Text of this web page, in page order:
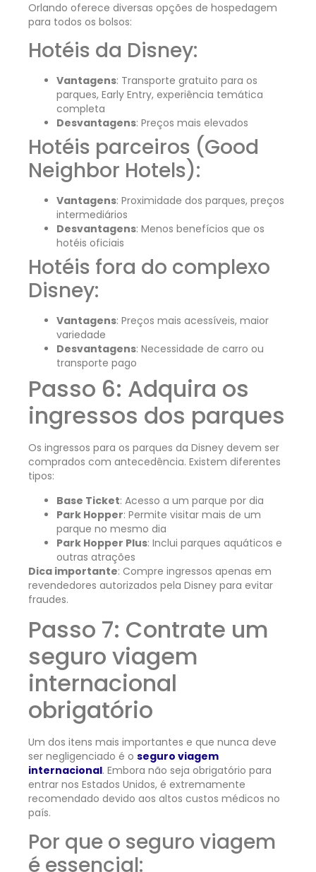
Orlando oferece diversas opções de hospedagem
para todos os bolsos:
Hotéis da Disney:
Vantagens: Transporte gratuito para os
parques, Early Entry, experiência temática
completa
Desvantagens: Preços mais elevados
Hotéis parceiros (Good
Neighbor Hotels):
Vantagens: Proximidade dos parques, preços
intermediários
Desvantagens: Menos benefícios que os
hotéis oficiais
Hotéis fora do complexo
Disney:
Vantagens: Preços mais acessíveis, maior
variedade
Desvantagens: Necessidade de carro ou
transporte pago
Passo 6: Adquira os
ingressos dos parques
Os ingressos para os parques da Disney devem ser
comprados com antecedência. Existem diferentes
tipos:
Base Ticket: Acesso a um parque por dia
Park Hopper: Permite visitar mais de um
parque no mesmo dia
Park Hopper Plus: Inclui parques aquáticos e
outras atrações
Dica importante: Compre ingressos apenas em
revendedores autorizados pela Disney para evitar
fraudes.
Passo 7: Contrate um
seguro viagem
internacional
obrigatório
Um dos itens mais importantes e que nunca deve
ser negligenciado é o seguro viagem
internacional. Embora não seja obrigatório para
entrar nos Estados Unidos, é extremamente
recomendado devido aos altos custos médicos no
país.
Por que o seguro viagem
é essencial: